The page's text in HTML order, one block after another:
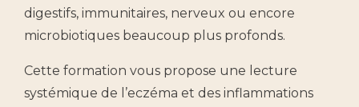
digestifs, immunitaires, nerveux ou encore
microbiotiques beaucoup plus profonds.
Cette formation vous propose une lecture
systémique de l’eczéma et des inflammations